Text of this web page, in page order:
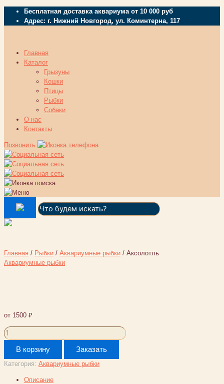
Бесплатная доставка аквариума от 10 000 руб
Адрес: г. Нижний Новгород, ул. Коминтерна, 117
Главная
Каталог
Грызуны
Кошки
Птицы
Рыбки
Собаки
О нас
Контакты
Позвонить
Поиск:
Главная / Рыбки / Аквариумные рыбки / Аксолотль
Аквариумные рыбки
от 1500 ₽
Количество
товара
Аксолотль
В корзину Заказать
Категория: Аквариумные рыбки
Описание